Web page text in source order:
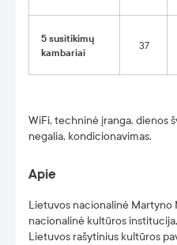
5 susitikimų
kambariai
37
WiFi, techninė įranga, dienos
negalia, kondicionavimas.
Apie
Lietuvos nacionalinė Martyno
nacionalinė kultūros
Lietuvos rašytinius kultūros